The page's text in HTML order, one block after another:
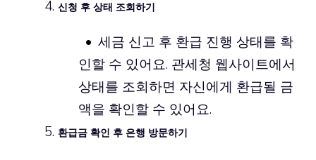
신청 후 상태 조회하기
세금 신고 후 환급 진행 상태를 확
인할 수 있어요. 관세청 웹사이트에서
상태를 조회하면 자신에게 환급될 금
액을 확인할 수 있어요.
환급금 확인 후 은행 방문하기